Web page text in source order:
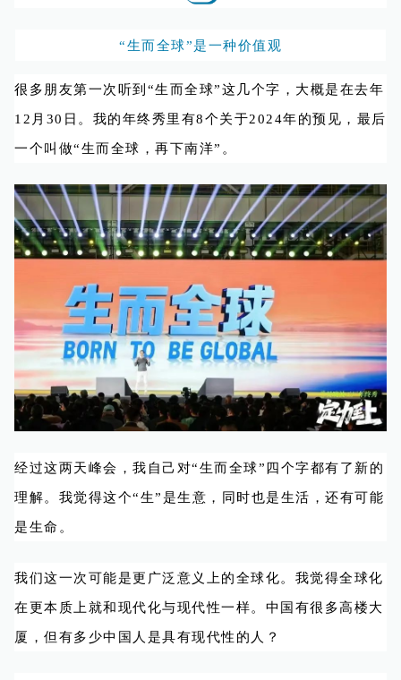
“生而全球”是一种价值观
很多朋友第一次听到“生而全球”这几个字，大概是在去年
12月30日。我的年终秀里有8个关于2024年的预见，最后
一个叫做“生而全球，再下南洋”。
经过这两天峰会，我自己对“生而全球”四个字都有了新的
理解。我觉得这个“生”是生意，同时也是生活，还有可能
是生命。
我们这一次可能是更广泛意义上的全球化。我觉得全球化
在更本质上就和现代化与现代性一样。中国有很多高楼大
厦，但有多少中国人是具有现代性的人？